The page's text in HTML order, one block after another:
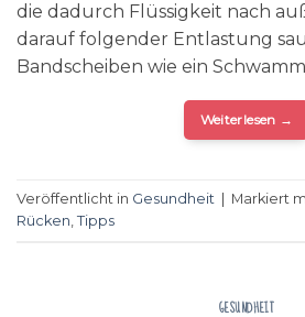
die dadurch Flüssigkeit nach
darauf folgender Entlastung
Bandscheiben wie ein
Weiterlesen →
Veröffentlicht in Gesundheit Markiert
Rücken Tipps
GESUNDHEIT